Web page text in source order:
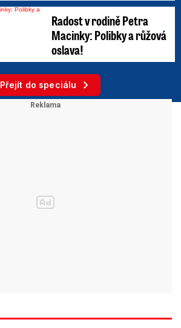
Radost v rodině Petra
Macinky: Polibky a růžová
oslava!
Přejít do speciálu